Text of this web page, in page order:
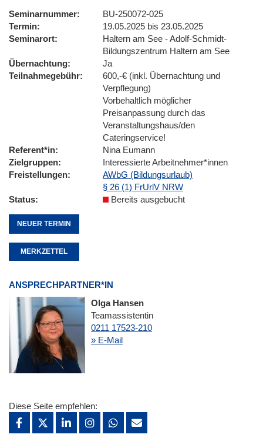
Seminarnummer
BU-250072-025
Termin
19.05.2025 bis 23.05.2025
Seminarort
Haltern am See - Adolf-Schmidt-
Bildungszentrum Haltern am See
Übernachtung
Ja
Teilnahmegebühr
600,-€ (inkl. Übernachtung und
Verpflegung)
Vorbehaltlich möglicher
Preisanpassung durch das
Veranstaltungshaus/den
Cateringservice!
Referent*in
Nina Eumann
Zielgruppen
Interessierte Arbeitnehmer*innen
Freistellungen
AWbG (Bildungsurlaub)
§ 26 (1) FrUrlV NRW
Status
Bereits ausgebucht
NEUER TERMIN
MERKZETTEL
ANSPRECHPARTNER*IN
Olga Hansen
Teamassistentin
0211 17523-210
» E-Mail
Diese Seite empfehlen: